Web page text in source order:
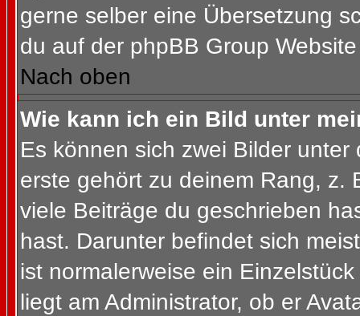
gerne selber eine Übersetzung
du auf der phpBB Group
Nach oben
Wie kann ich ein Bild unter
Es können sich zwei Bilder
erste gehört zu deinem Rang, z.
viele Beiträge du geschrieben
hast. Darunter befindet sich
ist normalerweise ein
liegt am Administrator, ob er